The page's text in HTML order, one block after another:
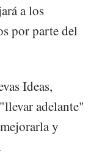
a los
por parte del
Ideas,
adelante"
y